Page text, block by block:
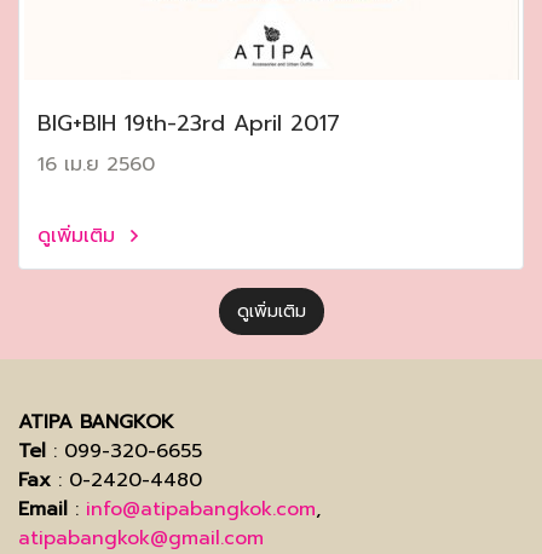
ฺBIG+BIH 19th-23rd April 2017
16 เม.ย 2560
ดูเพิ่มเติม
ดูเพิ่มเติม
ATIPA BANGKOK
Tel : 099-320-6655
Fax : 0-2420-4480
Email : info@atipabangkok.com,
atipabangkok@gmail.com